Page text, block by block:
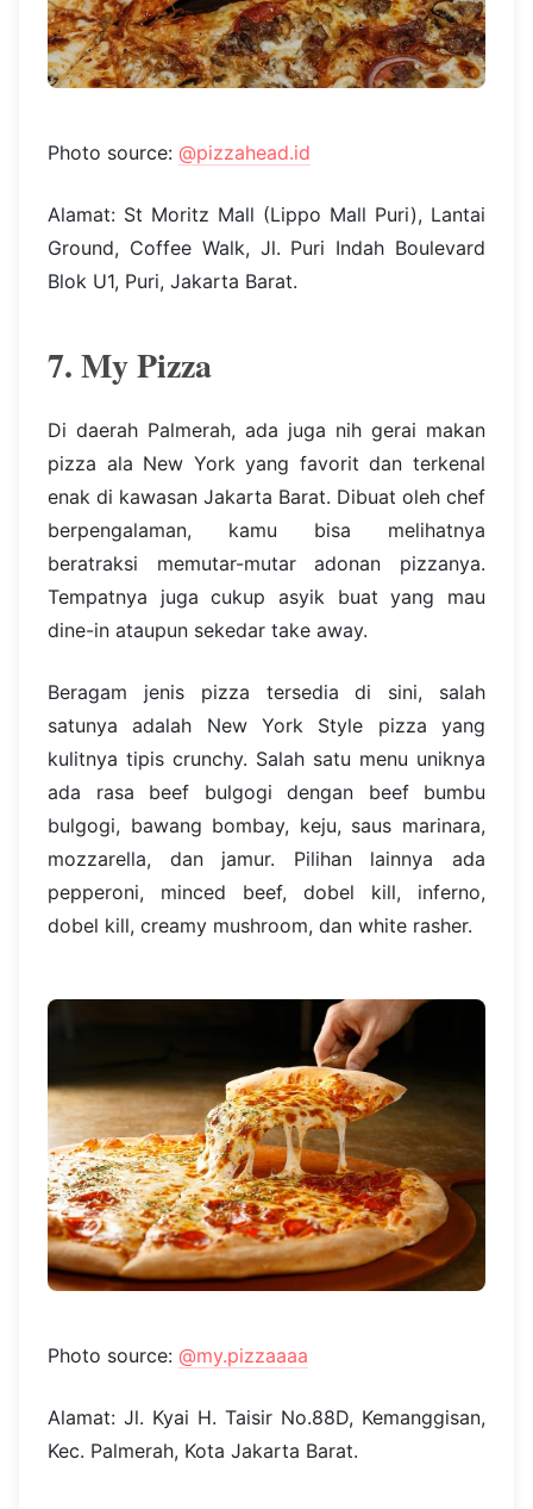
Photo source: @pizzahead.id
Alamat: St Moritz Mall (Lippo Mall Puri), Lantai
Ground, Coffee Walk, Jl. Puri Indah Boulevard
Blok U1, Puri, Jakarta Barat.
7. My Pizza
Di daerah Palmerah, ada juga nih gerai makan
pizza ala New York yang favorit dan terkenal
enak di kawasan Jakarta Barat. Dibuat oleh chef
berpengalaman, kamu bisa melihatnya
beratraksi memutar-mutar adonan pizzanya.
Tempatnya juga cukup asyik buat yang mau
dine-in ataupun sekedar take away.
Beragam jenis pizza tersedia di sini, salah
satunya adalah New York Style pizza yang
kulitnya tipis crunchy. Salah satu menu uniknya
ada rasa beef bulgogi dengan beef bumbu
bulgogi, bawang bombay, keju, saus marinara,
mozzarella, dan jamur. Pilihan lainnya ada
pepperoni, minced beef, dobel kill, inferno,
dobel kill, creamy mushroom, dan white rasher.
Photo source: @my.pizzaaaa
Alamat: Jl. Kyai H. Taisir No.88D, Kemanggisan,
Kec. Palmerah, Kota Jakarta Barat.